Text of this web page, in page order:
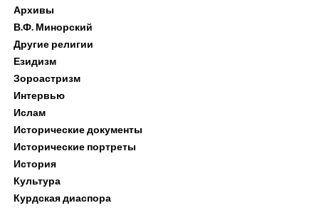
Архивы
В.Ф. Минорский
Другие религии
Езидизм
Зороастризм
Интервью
Ислам
Исторические документы
Исторические портреты
История
Культура
Курдская диаспора